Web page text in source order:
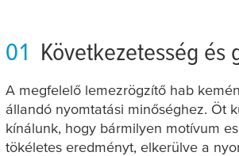
01 Következetesség és
A megfelelő lemezrögzítő hab
állandó nyomtatási minőséghez. Öt
kínálunk, hogy bármilyen motívum
tökéletes eredményt, elkerülve a